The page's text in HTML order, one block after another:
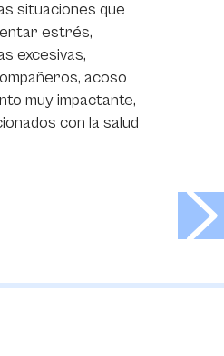
situaciones que
estrés,
excesivas,
acoso
muy impactante,
con la salud